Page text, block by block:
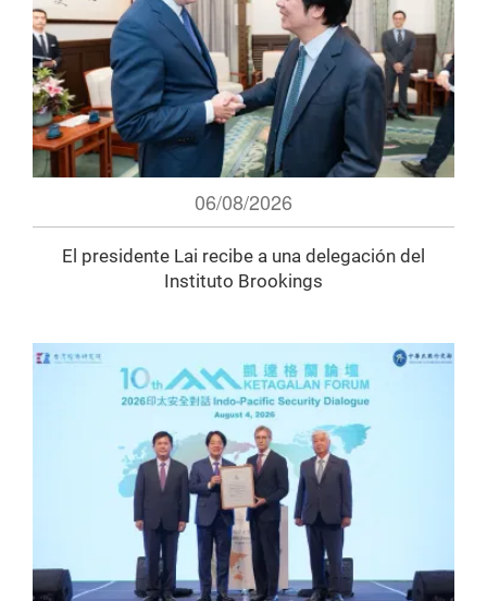
06/08/2026
El presidente Lai recibe a una delegación del
Instituto Brookings